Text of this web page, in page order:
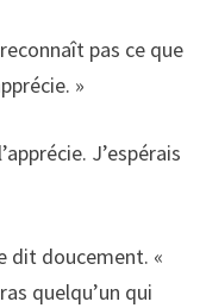
pas ce que
»
J’espérais
dit doucement. «
quelqu’un qui